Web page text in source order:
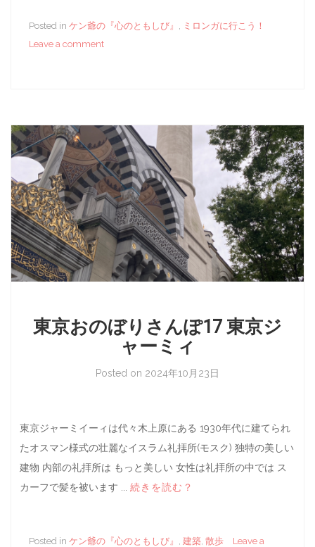
Posted in ケン爺の『心のともしび』 , ミロンガに行こう！
Leave a comment
東京おのぼりさんぽ17 東京ジ
ャーミィ
Posted on 2024年10月23日
東京ジャーミイーィは代々木上原にある 1930年代に建てられ
たオスマン様式の壮麗なイスラム礼拝所(モスク) 独特の美しい
建物 内部の礼拝所は もっと美しい 女性は礼拝所の中では ス
カーフで髪を被います ...続きを読む？
Posted in ケン爺の『心のともしび』 建築 散歩
Leave a